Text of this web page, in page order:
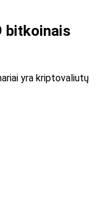
bitkoinais
yra kriptovaliutų